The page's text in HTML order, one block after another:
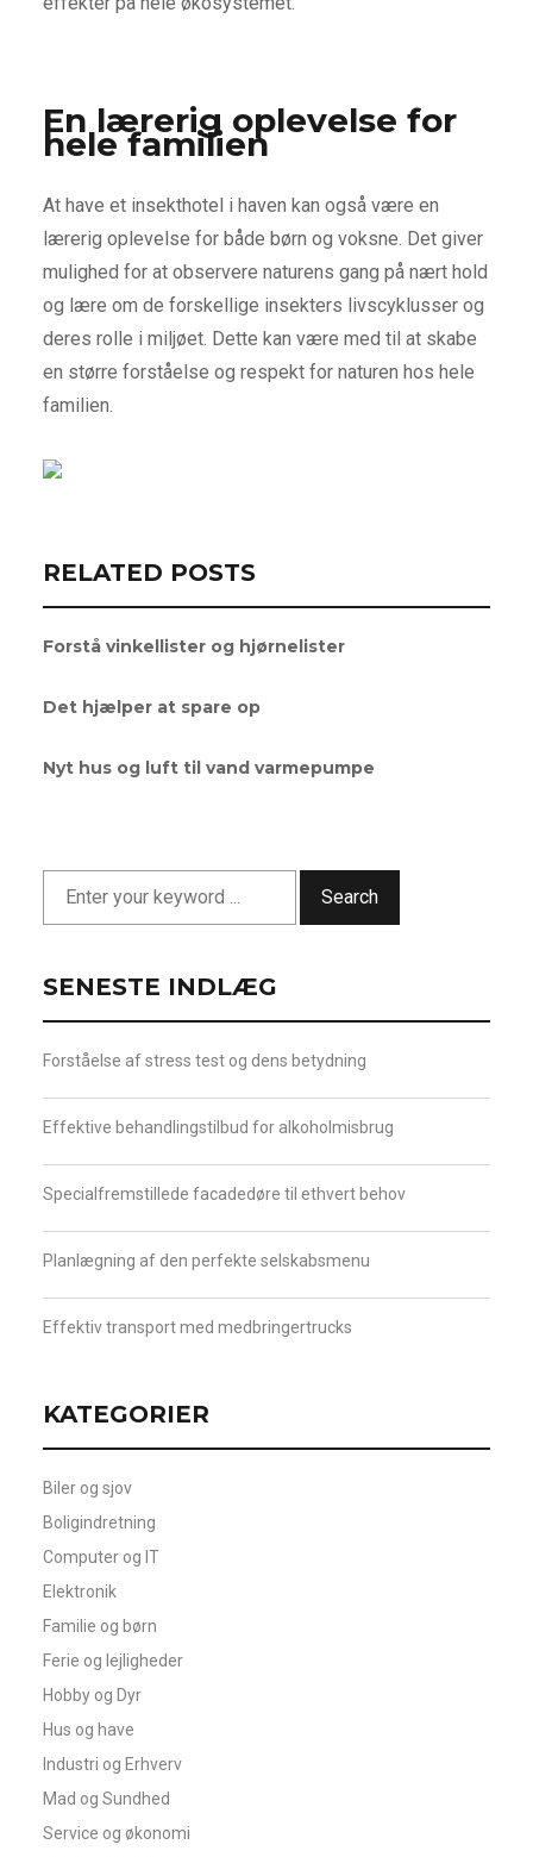
En lærerig oplevelse for
hele familien
At have et insekthotel i haven kan også være en
lærerig oplevelse for både børn og voksne. Det giver
mulighed for at observere naturens gang på nært hold
og lære om de forskellige insekters livscyklusser og
deres rolle i miljøet. Dette kan være med til at skabe
en større forståelse og respekt for naturen hos hele
familien.
RELATED POSTS
Forstå vinkellister og hjørnelister
Det hjælper at spare op
Nyt hus og luft til vand varmepumpe
Search
SENESTE INDLÆG
Forståelse af stress test og dens betydning
Effektive behandlingstilbud for alkoholmisbrug
Specialfremstillede facadedøre til ethvert behov
Planlægning af den perfekte selskabsmenu
Effektiv transport med medbringertrucks
KATEGORIER
Biler og sjov
Boligindretning
Computer og IT
Elektronik
Familie og børn
Ferie og lejligheder
Hobby og Dyr
Hus og have
Industri og Erhverv
Mad og Sundhed
Service og økonomi